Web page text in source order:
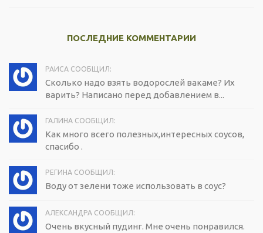
ПОСЛЕДНИЕ КОММЕНТАРИИ
РАИСА СООБЩИЛ:
Сколько надо взять водорослей вакаме? Их
варить? Написано перед добавлением в...
ГАЛИНА СООБЩИЛ:
Как много всего полезных,интересных соусов,
спасибо .
РЕГИНА СООБЩИЛ:
Воду от зелени тоже использовать в соус?
АЛЕКСАНДРА СООБЩИЛ:
Очень вкусный пудинг. Мне очень понравился.